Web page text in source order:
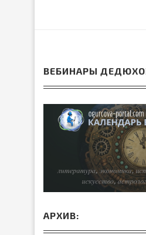
ВЕБИНАРЫ
АРХИВ: